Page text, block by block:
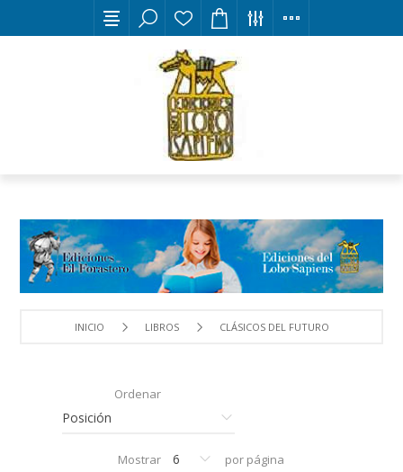
INICIO LIBROS CLÁSICOS DEL FUTURO
Ordenar
Mostrar por página